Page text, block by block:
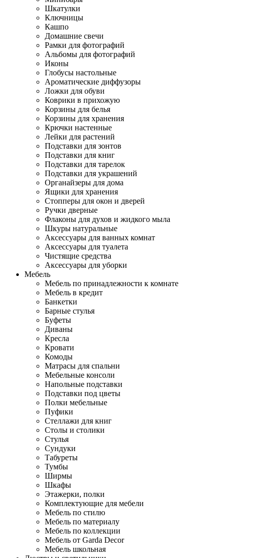
Шкатулки
Ключницы
Кашпо
Домашние свечи
Рамки для фотографий
Альбомы для фотографий
Иконы
Глобусы настольные
Ароматические диффузоры
Ложки для обуви
Коврики в прихожую
Корзины для белья
Корзины для хранения
Крючки настенные
Лейки для растений
Подставки для зонтов
Подставки для книг
Подставки для тарелок
Подставки для украшений
Органайзеры для дома
Ящики для хранения
Стопперы для окон и дверей
Ручки дверные
Флаконы для духов и жидкого мыла
Шкуры натуральные
Аксессуары для ванных комнат
Аксессуары для туалета
Чистящие средства
Аксессуары для уборки
Мебель
Мебель по принадлежности к комнате
Мебель в кредит
Банкетки
Барные стулья
Буфеты
Диваны
Кресла
Кровати
Комоды
Матрасы для спальни
Мебельные консоли
Напольные подставки
Подставки под цветы
Полки мебельные
Пуфики
Стеллажи для книг
Столы и столики
Стулья
Сундуки
Табуреты
Тумбы
Ширмы
Шкафы
Этажерки, полки
Комплектующие для мебели
Мебель по стилю
Мебель по материалу
Мебель по коллекции
Мебель от Garda Decor
Мебель школьная